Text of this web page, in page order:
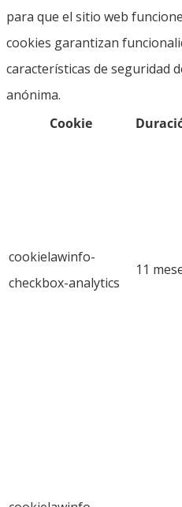
para que el sitio web
cookies garantizan
características de seguridad
anónima.
Cookie
cookielawinfo-
checkbox-analytics
11